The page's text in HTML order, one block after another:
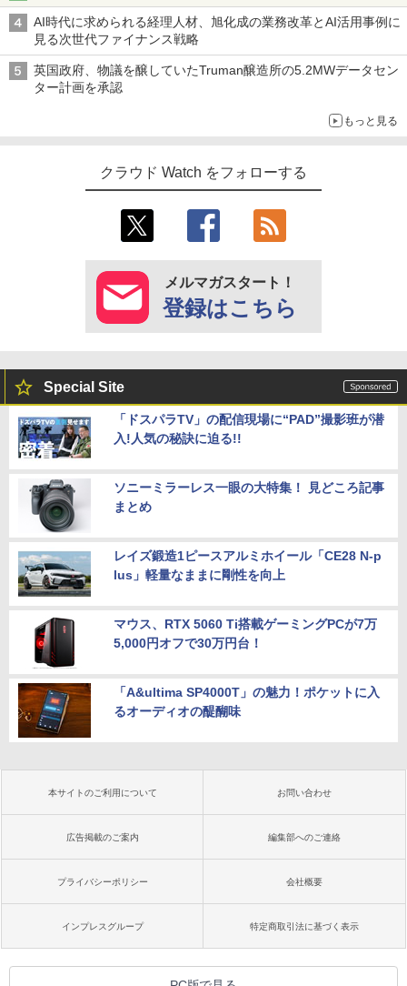
AI時代に求められる経理人材、旭化成の業務改革とAI活用事例に
見る次世代ファイナンス戦略
英国政府、物議を醸していたTruman醸造所の5.2MWデータセン
ター計画を承認
もっと見る
クラウド Watch をフォローする
メルマガスタート！
登録はこちら
Special Site
「ドスパラTV」の配信現場に“PAD”撮影班が潜
入!人気の秘訣に迫る!!
ソニーミラーレス一眼の大特集！ 見どころ記事
まとめ
レイズ鍛造1ピースアルミホイール「CE28 N-p
lus」軽量なままに剛性を向上
マウス、RTX 5060 Ti搭載ゲーミングPCが7万
5,000円オフで30万円台！
「A&ultima SP4000T」の魅力！ポケットに入
るオーディオの醍醐味
本サイトのご利用について お問い合わせ
広告掲載のご案内 編集部へのご連絡
プライバシーポリシー 会社概要
インプレスグループ 特定商取引法に基づく表示